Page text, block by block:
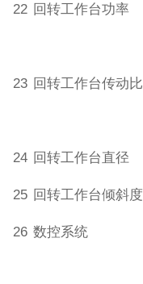
22 回转工作台功率
23 回转工作台传动比
24 回转工作台直径
25 回转工作台倾斜度
26 数控系统